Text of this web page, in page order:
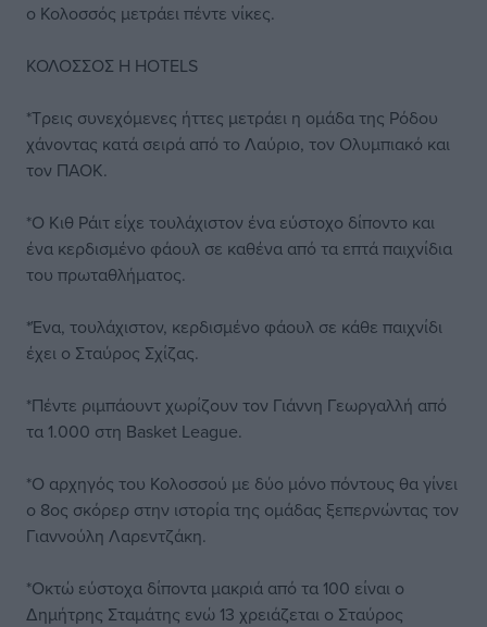
ο Κολοσσός μετράει πέντε νίκες.
ΚΟΛΟΣΣΟΣ H HOTELS
*Τρεις συνεχόμενες ήττες μετράει η ομάδα της Ρόδου
χάνοντας κατά σειρά από το Λαύριο, τον Ολυμπιακό και
τον ΠΑΟΚ.
*Ο Κιθ Ράιτ είχε τουλάχιστον ένα εύστοχο δίποντο και
ένα κερδισμένο φάουλ σε καθένα από τα επτά παιχνίδια
του πρωταθλήματος.
*Ένα, τουλάχιστον, κερδισμένο φάουλ σε κάθε παιχνίδι
έχει ο Σταύρος Σχίζας.
*Πέντε ριμπάουντ χωρίζουν τον Γιάννη Γεωργαλλή από
τα 1.000 στη Basket League.
*Ο αρχηγός του Κολοσσού με δύο μόνο πόντους θα γίνει
ο 8ος σκόρερ στην ιστορία της ομάδας ξεπερνώντας τον
Γιαννούλη Λαρεντζάκη.
*Οκτώ εύστοχα δίποντα μακριά από τα 100 είναι ο
Δημήτρης Σταμάτης ενώ 13 χρειάζεται ο Σταύρος